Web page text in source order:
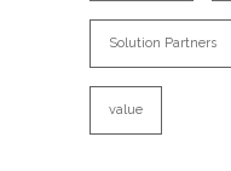
Solution Partners
value